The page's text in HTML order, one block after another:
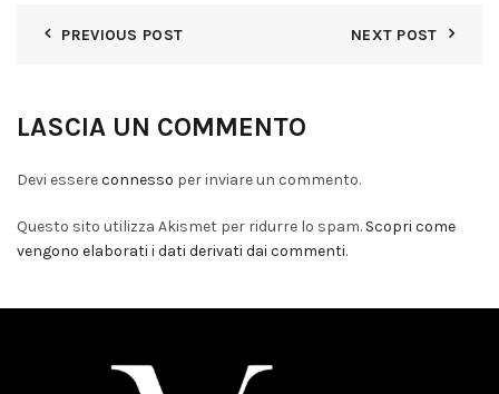
PREVIOUS POST NEXT POST
LASCIA UN COMMENTO
Devi essereconnesso per inviare un commento.
Questo sito utilizza Akismet per ridurre lo spam. Scopri come
vengono elaborati i dati derivati dai commenti.